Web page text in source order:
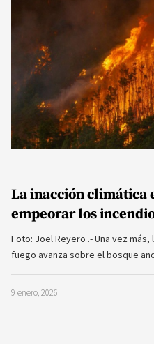
La inacción climática
empeorar los
Foto: Joel Reyero .- Una vez
fuego avanza sobre el bosque
9 enero, 2026